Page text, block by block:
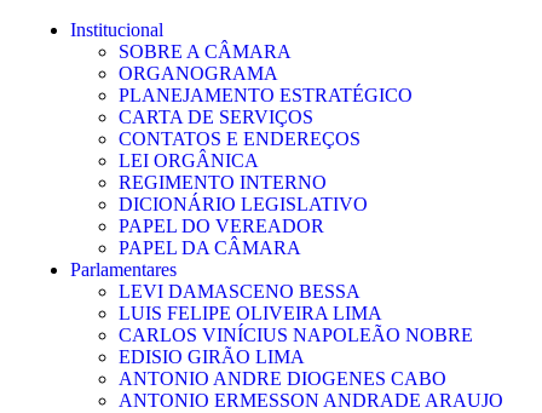
Institucional
SOBRE A CÂMARA
ORGANOGRAMA
PLANEJAMENTO ESTRATÉGICO
CARTA DE SERVIÇOS
CONTATOS E ENDEREÇOS
LEI ORGÂNICA
REGIMENTO INTERNO
DICIONÁRIO LEGISLATIVO
PAPEL DO VEREADOR
PAPEL DA CÂMARA
Parlamentares
LEVI DAMASCENO BESSA
LUIS FELIPE OLIVEIRA LIMA
CARLOS VINÍCIUS NAPOLEÃO NOBRE
EDISIO GIRÃO LIMA
ANTONIO ANDRE DIOGENES CABO
ANTONIO ERMESSON ANDRADE ARAUJO